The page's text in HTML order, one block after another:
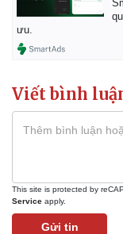
ưu.
Viết bình
This site is protected by
Service apply.
Gửi tin